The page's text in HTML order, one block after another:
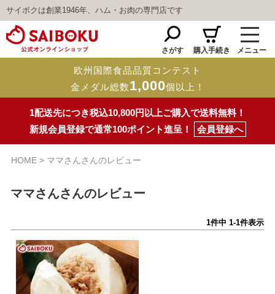
サイボクは創業1946年、ハム・お肉の専門店です
さがす 購入手続き メニュー
欧州国際食品品質コンテスト
金メダル総数1,000個以上！
1配送先につき税込10,800円以上ご購入で送料無料！
新規会員登録で通常100ポイント進呈！
会員登録へ
HOME ママさんさんのレビュー
ママさんさんのレビュー
1件中 1-1件表示